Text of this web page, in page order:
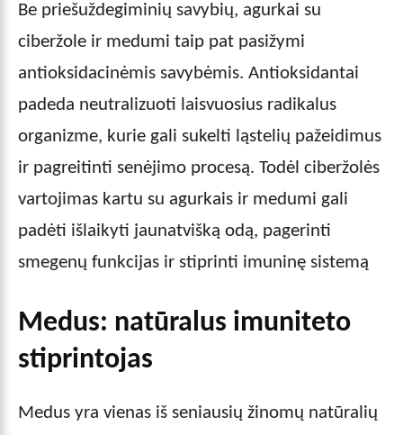
Be priešuždegiminių savybių, agurkai su
ciberžole ir medumi taip pat pasižymi
antioksidacinėmis savybėmis. Antioksidantai
padeda neutralizuoti laisvuosius radikalus
organizme, kurie gali sukelti ląstelių pažeidimus
ir pagreitinti senėjimo procesą. Todėl ciberžolės
vartojimas kartu su agurkais ir medumi gali
padėti išlaikyti jaunatvišką odą, pagerinti
smegenų funkcijas ir stiprinti imuninę sistemą
Medus: natūralus imuniteto
stiprintojas
Medus yra vienas iš seniausių žinomų natūralių